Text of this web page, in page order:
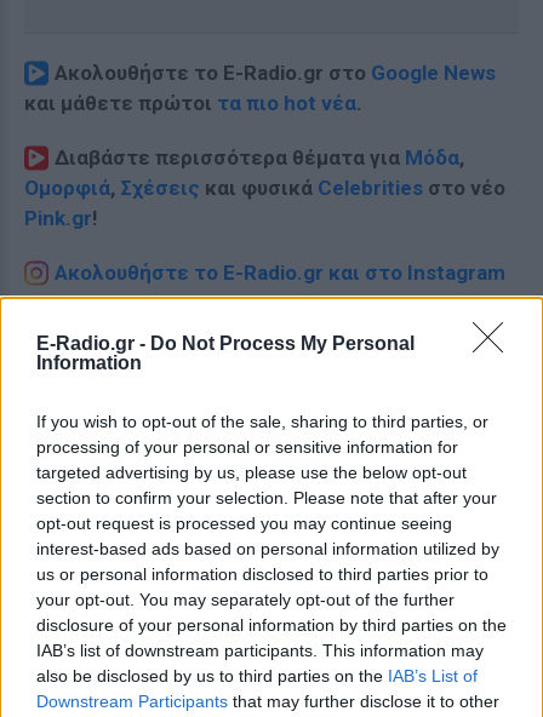
E-Radio.gr - Do Not Process My Personal
Information
If you wish to opt-out of the sale, sharing to third parties, or
processing of your personal or sensitive information for
targeted advertising by us, please use the below opt-out
section to confirm your selection. Please note that after your
opt-out request is processed you may continue seeing
interest-based ads based on personal information utilized by
us or personal information disclosed to third parties prior to
your opt-out. You may separately opt-out of the further
disclosure of your personal information by third parties on the
IAB’s list of downstream participants. This information may
also be disclosed by us to third parties on the IAB’s List of
Downstream Participants that may further disclose it to other
Ακολουθήστε το E-Radio.gr στο Google News
και μάθετε πρώτοι τα πιο hot νέα.
Διαβάστε περισσότερα θέματα για Μόδα,
Ομορφιά, Σχέσεις και φυσικά Celebrities στο νέο
Pink.gr!
Ακολουθήστε το E-Radio.gr και στο Instagram